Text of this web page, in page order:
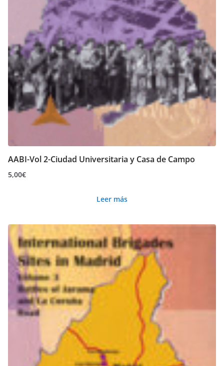
AABI-Vol 2-Ciudad Universitaria y Casa de Campo
5,00€
Leer más